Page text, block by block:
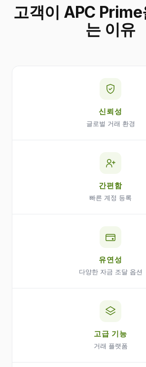
고객이 APC
는 이유
신뢰성
글로벌 거래 환경
간편함
빠른 계정 등록
유연성
다양한 자금 조달 옵션
고급 기능
거래 플랫폼